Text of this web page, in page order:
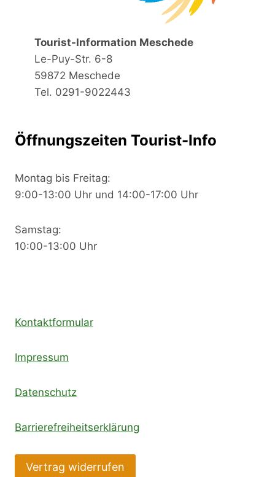
Tourist-Information Meschede
Le-Puy-Str. 6-8
59872 Meschede
Tel. 0291-9022443
Öffnungszeiten Tourist-Info
Montag bis Freitag:
9:00-13:00 Uhr und 14:00-17:00 Uhr
Samstag:
10:00-13:00 Uhr
Kontaktformular
Impressum
Datenschutz
Barrierefreiheitserklärung
Vertrag widerrufen